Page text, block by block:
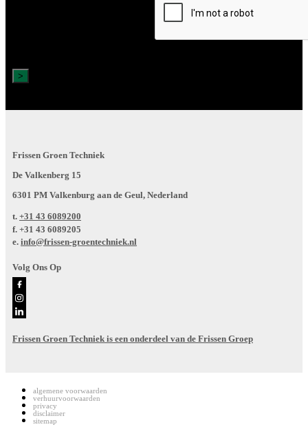
Frissen Groen Techniek
De Valkenberg 15
6301 PM Valkenburg aan de Geul, Nederland
t. +31 43 6089200
f. +31 43 6089205
e. info@frissen-groentechniek.nl
Volg Ons Op
Frissen Groen Techniek is een onderdeel van de Frissen Groep
algemene voorwaarden
verhuurvoorwaarden
privacy
disclaimer
sitemap